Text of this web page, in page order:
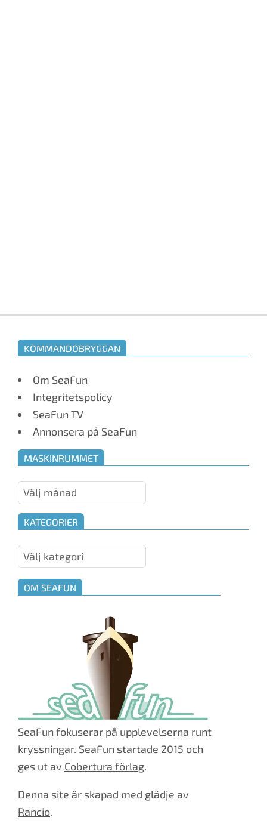
KOMMANDOBRYGGAN
Om SeaFun
Integritetspolicy
SeaFun TV
Annonsera på SeaFun
MASKINRUMMET
Maskinrummet
KATEGORIER
Kategorier
OM SEAFUN
SeaFun fokuserar på upplevelserna runt
kryssningar. SeaFun startade 2015 och
ges ut av Cobertura förlag.
Denna site är skapad med glädje av
Rancio.